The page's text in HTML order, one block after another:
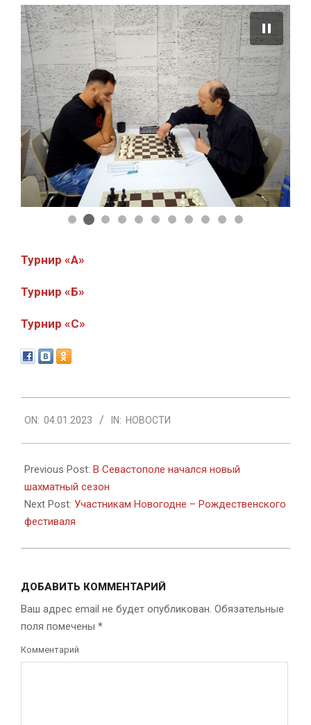
Турнир «А»
Турнир «Б»
Турнир «C»
01-
04
ON: 04.01.2023 IN: НОВОСТИ
Previous Post: В Севастополе начался новый
шахматный сезон
Next Post: Участникам Новогодне – Рождественского
фестиваля
ДОБАВИТЬ КОММЕНТАРИЙ
Ваш адрес email не будет опубликован. Обязательные
поля помечены *
Комментарий